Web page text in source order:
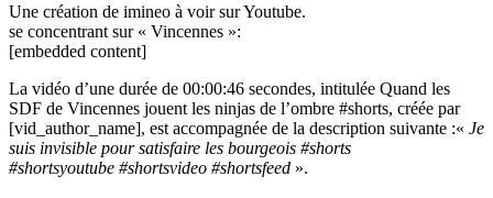
Une création de imineo à voir sur Youtube.
se concentrant sur « Vincennes »:
[embedded content]
La vidéo d’une durée de 00:00:46 secondes, intitulée Quand les
SDF de Vincennes jouent les ninjas de l’ombre #shorts, créée par
[vid_author_name], est accompagnée de la description suivante :« Je
suis invisible pour satisfaire les bourgeois #shorts
#shortsyoutube #shortsvideo #shortsfeed ».